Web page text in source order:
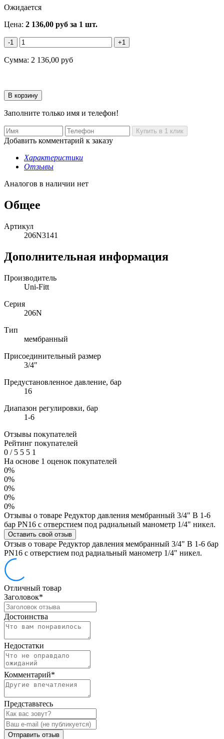
Ожидается
Цена: 2 136,00 руб за 1 шт.
-1 +1
Сумма: 2 136,00 руб
Заполните только имя и телефон!
Добавить комментарий к заказу
Характеристики
Отзывы
Аналогов в наличии нет
Общее
Артикул
206N3141
Дополнительная информация
Производитель
Uni-Fitt
Серия
206N
Тип
мембранный
Присоединительный размер
3/4"
Предустановленное давление, бар
16
Диапазон регулировки, бар
1-6
Отзывы покупателей
Рейтинг покупателей
0 /5 5 5 1
На основе 1 оценок покупателей
0%
0%
0%
0%
0%
Отзывы о товаре Редуктор давления мембранный 3/4" В 1-6
бар PN16 с отверстием под радиальный манометр 1/4" никел.
Оставить свой отзыв
Отзыв о товаре Редуктор давления мембранный 3/4" В 1-6 бар
PN16 с отверстием под радиальный манометр 1/4" никел.
Отличный товар
Заголовок*
Достоинства
Недостатки
Комментарий*
Представьтесь
Отправить отзыв